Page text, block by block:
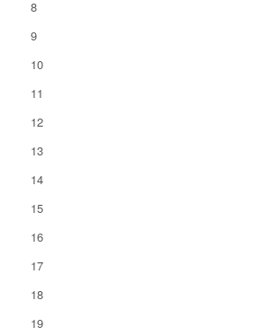
8
9
10
11
12
13
14
15
16
17
18
19